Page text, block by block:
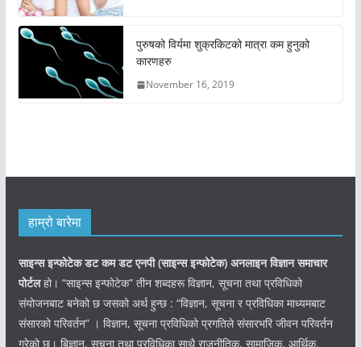
पुरुषको विर्यमा शुक्रकिटको मात्रा कम हुनुको
कारणहरु
November 16, 2019
हाम्रो बारेमा
साइन्स इन्फोटेक डट कम डट एनपी (साइन्सइन्फोटेक) अनलाइन विज्ञान समाचार
पोर्टलहो। “साइन्स इन्फोटेक” तीन शब्दहरू विज्ञान, सूचना तथा प्रविधिको
संयोजनबाट बनेको छ जसको अर्थ हुन्छ : “विज्ञान, सूचना र प्रविधिका माध्यमबाट
संसारको परिवर्तन” । विज्ञान, सूचना प्रविधिको प्रगतिले संसारभरि जीवन परिवर्तन
गरेको छ। बिज्ञान, सूचना तथा प्रविधिका साथै राजनीतिक, सामाजिक, आर्थिक,